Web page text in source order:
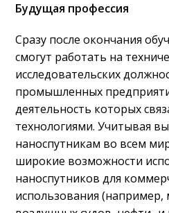
Будущая профессия
Сразу после окончания
смогут работать на
исследовательских
промышленных
деятельность которых
технологиями. Учитывая
наноспутникам во всем
широкие возможности
наноспутников для
использования